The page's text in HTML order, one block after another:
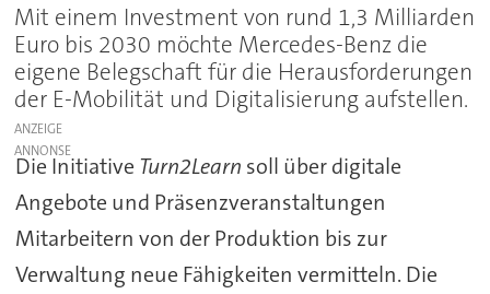
Mit einem Investment von rund 1,3 Milliarden
Euro bis 2030 möchte Mercedes-Benz die
eigene Belegschaft für die Herausforderungen
der E-Mobilität und Digitalisierung aufstellen.
ANZEIGE
Die Initiative Turn2Learn soll über digitale
Angebote und Präsenzveranstaltungen
Mitarbeitern von der Produktion bis zur
Verwaltung neue Fähigkeiten vermitteln. Die